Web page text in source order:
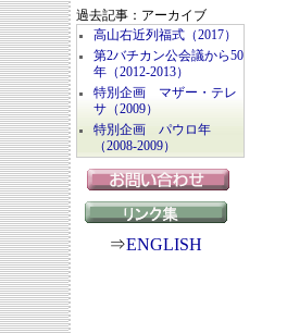
過去記事：アーカイブ
高山右近列福式（2017）
第2バチカン公会議から50
年（2012-2013）
特別企画 マザー・テレ
サ（2009）
特別企画 パウロ年
（2008-2009）
⇒ENGLISH